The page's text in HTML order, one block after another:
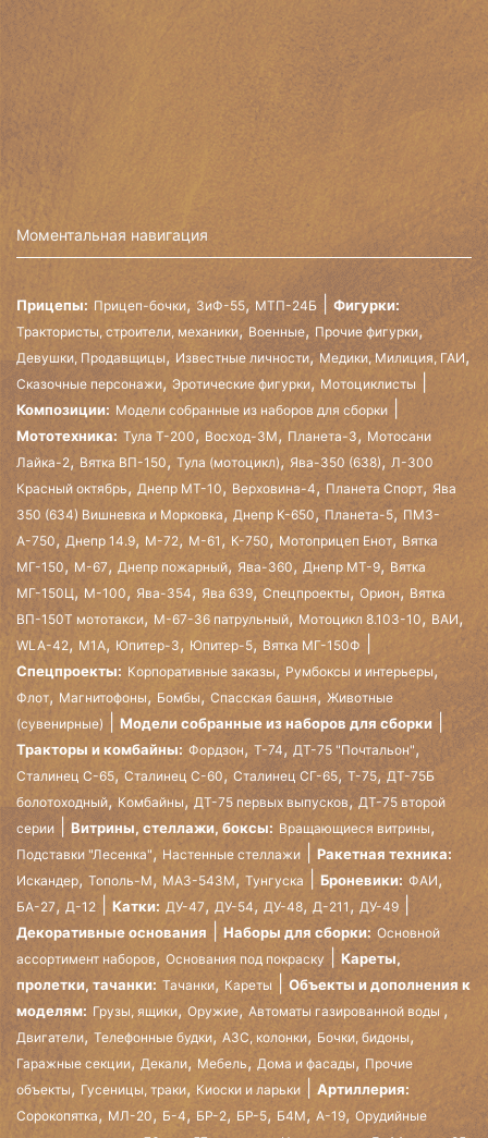
Моментальная навигация
Прицепы: Прицеп-бочки, ЗиФ-55, МТП-24Б Фигурки:
Трактористы, строители, механики, Военные, Прочие фигурки,
Девушки, Продавщицы, Известные личности, Медики, Милиция, ГАИ,
Сказочные персонажи, Эротические фигурки, Мотоциклисты
Композиции: Модели собранные из наборов для сборки
Мототехника: Тула Т-200,Восход-3М, Планета-3, Мотосани
Лайка-2, Вятка ВП-150, Тула (мотоцикл), Ява-350 (638), Л-300
Красный октябрь, Днепр МТ-10, Верховина-4, Планета Спорт, Ява
350 (634) Вишневка и Морковка, Днепр К-650,Планета-5,ПМЗ-
А-750, Днепр 14.9, М-72, М-61 , К-750, Мотоприцеп Енот, Вятка
МГ-150, М-67, Днепр пожарный, Ява-360, Днепр МТ-9, Вятка
МГ-150Ц, М-100, Ява-354, Ява 639,Спецпроекты, Орион, Вятка
ВП-150Т мототакси, М-67-36 патрульный, Мотоцикл 8.103-10, ВАИ,
WLA-42, М1А, Юпитер-3, Юпитер-5, Вятка МГ-150Ф
Спецпроекты: Корпоративные заказы, Румбоксы и интерьеры,
Флот, Магнитофоны, Бомбы, Спасская башня,Животные
(сувенирные)
Модели собранные из наборов для сборки
Тракторы и комбайны: Фордзон, Т-74, ДТ-75 "Почтальон",
Сталинец С-65,Сталинец С-60, Сталинец СГ-65, Т-75, ДТ-75Б
болотоходный,Комбайны,ДТ-75 первых выпусков, ДТ-75 второй
серии
Витрины, стеллажи, боксы: Вращающиеся витрины,
Подставки "Лесенка", Настенные стеллажи Ракетная техника:
Искандер, Тополь-М, МАЗ-543М, Тунгуска Броневики: ФАИ,
БА-27, Д-12 Катки: ДУ-47, ДУ-54, ДУ-48, Д-211 , ДУ-49
Декоративные основания Наборы для сборки: Основной
ассортимент наборов, Основания под покраску
Кареты,
пролетки, тачанки: Тачанки, Кареты
Объекты и дополнения к
моделям: Грузы, ящики, Оружие, Автоматы газированной воды ,
Двигатели, Телефонные будки, АЗС, колонки, Бочки, бидоны,
Гаражные секции, Декали, Мебель, Дома и фасады, Прочие
объекты, Гусеницы, траки, Киоски и ларьки Артиллерия:
Сорокопятка, МЛ-20, Б-4, БР-2, БР-5, Б4М, А-19, Орудийные